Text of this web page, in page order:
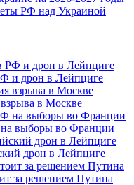
РФ над Украиной
и дрон в Лейпциге
в Москве
выборы во Франции
дрон в Лейпциге
за решением Путина